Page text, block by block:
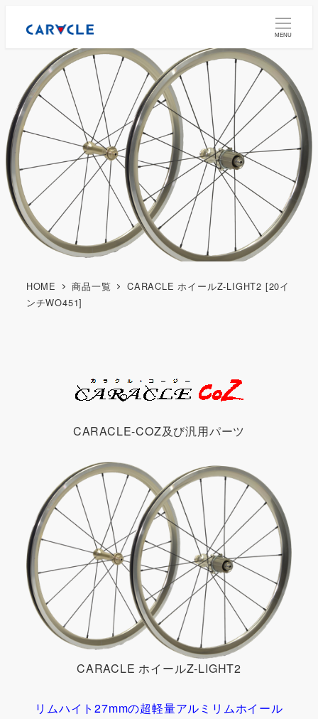
MENU
HOME 商品一覧
CARACLE ホイールZ-LIGHT2 [20イ
ンチWO451]
CARACLE-COZ及び汎用パーツ
CARACLE ホイールZ-LIGHT2
リムハイト27mmの超軽量アルミリムホイール